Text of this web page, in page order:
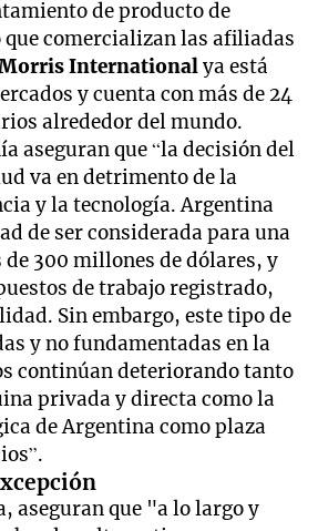
de producto de
que comercializan las afiliadas
Internationalya está
y cuenta con más de 24
alrededor del mundo.
aseguran que “la decisión del
va en detrimento de la
y la tecnología. Argentina
de ser considerada para una
300 millones de dólares, y
de trabajo registrado,
Sin embargo, este tipo de
y no fundamentadas en la
continúan deteriorando tanto
privada y directa como la
de Argentina como plaza
aseguran que "a lo largo y